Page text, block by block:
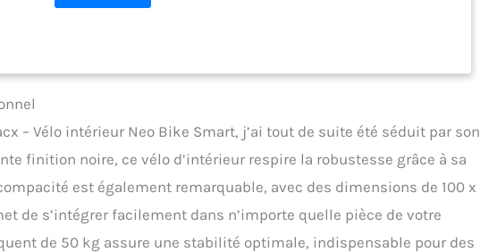
– Vélo intérieur Neo Bike Smart, j’ai tout de suite été séduit par son
finition noire, ce vélo d’intérieur respire la robustesse grâce à sa
est également remarquable, avec des dimensions de 100 x
de s’intégrer facilement dans n’importe quelle pièce de votre
de 50 kg assure une stabilité optimale, indispensable pour des